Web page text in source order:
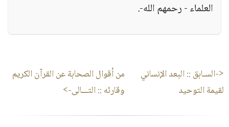
العلماء - رحمهم الله-.
<-السـابق ::البعد الإنساني
لقيمة التوحيد
من أقوال الصحابة عن القرآن الكريم
وقارئه :: التـــالى->